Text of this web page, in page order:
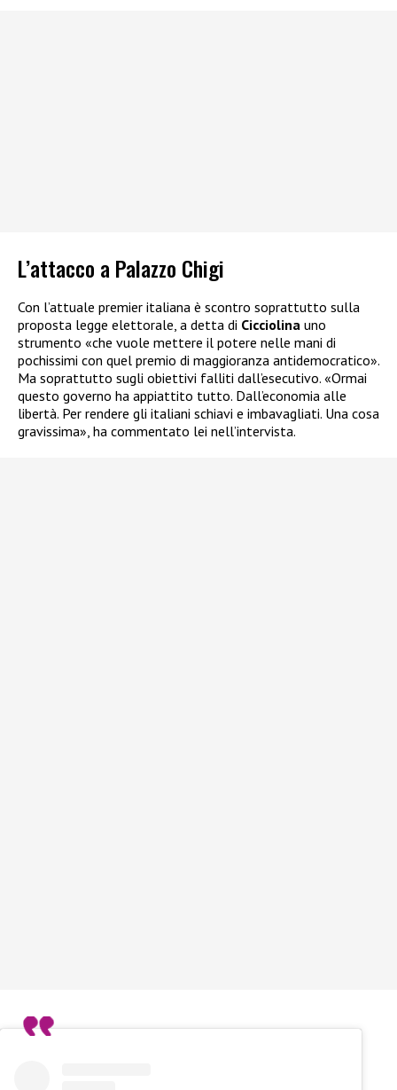
L’attacco a Palazzo Chigi
Con l’attuale premier italiana è scontro soprattutto sulla
proposta legge elettorale, a detta di Cicciolina uno
strumento «che vuole mettere il potere nelle mani di
pochissimi con quel premio di maggioranza antidemocratico».
Ma soprattutto sugli obiettivi falliti dall’esecutivo. «Ormai
questo governo ha appiattito tutto. Dall’economia alle
libertà. Per rendere gli italiani schiavi e imbavagliati. Una cosa
gravissima», ha commentato lei nell’intervista.